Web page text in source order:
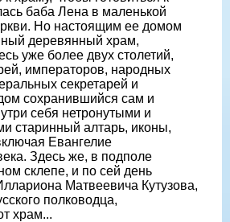
баба Лена в маленькой
Но настоящим ее домом
деревянный храм,
уже более двух столетий,
императоров, народных
секретарей и
сохранившийся сам и
себя нетронутыми и
старинный алтарь, иконы,
Евангелие
Здесь же, в подполе
склепе, и по сей день
Матвеевича Кутузова,
полководца,
храм...